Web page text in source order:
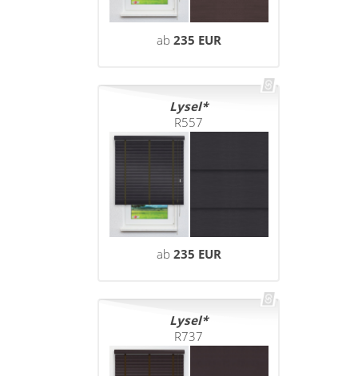
ab 235 EUR
Lysel
R557
ab 235 EUR
Lysel
R737